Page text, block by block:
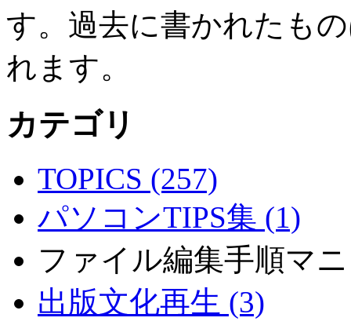
す。過去に書かれたも
れます。
カテゴリ
TOPICS (257)
パソコンTIPS集 (1)
ファイル編集手順マ
出版文化再生 (3)